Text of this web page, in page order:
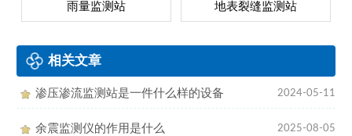
雨量监测站 地表裂缝监测站
相关文章
渗压渗流监测站是一件什么样的设备 2024-05-11
余震监测仪的作用是什么 2025-08-05